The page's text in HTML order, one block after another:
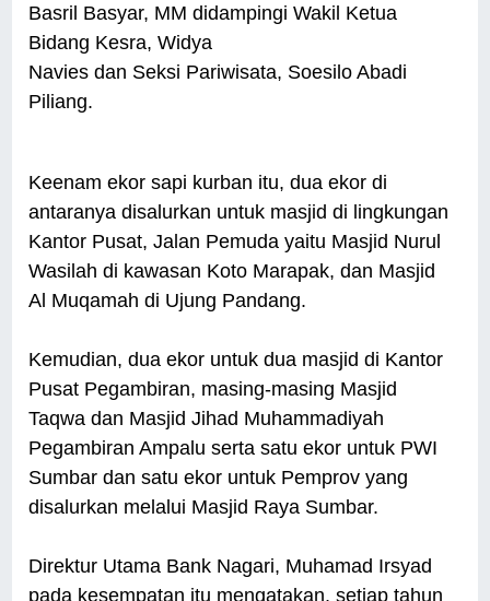
Basril Basyar, MM didampingi Wakil Ketua
Bidang Kesra, Widya
Navies dan Seksi Pariwisata, Soesilo Abadi
Piliang.
Keenam ekor sapi kurban itu, dua ekor di
antaranya disalurkan untuk masjid di lingkungan
Kantor Pusat, Jalan Pemuda yaitu Masjid Nurul
Wasilah di kawasan Koto Marapak, dan Masjid
Al Muqamah di Ujung Pandang.
Kemudian, dua ekor untuk dua masjid di Kantor
Pusat Pegambiran, masing-masing Masjid
Taqwa dan Masjid Jihad Muhammadiyah
Pegambiran Ampalu serta satu ekor untuk PWI
Sumbar dan satu ekor untuk Pemprov yang
disalurkan melalui Masjid Raya Sumbar.
Direktur Utama Bank Nagari, Muhamad Irsyad
pada kesempatan itu mengatakan, setiap tahun